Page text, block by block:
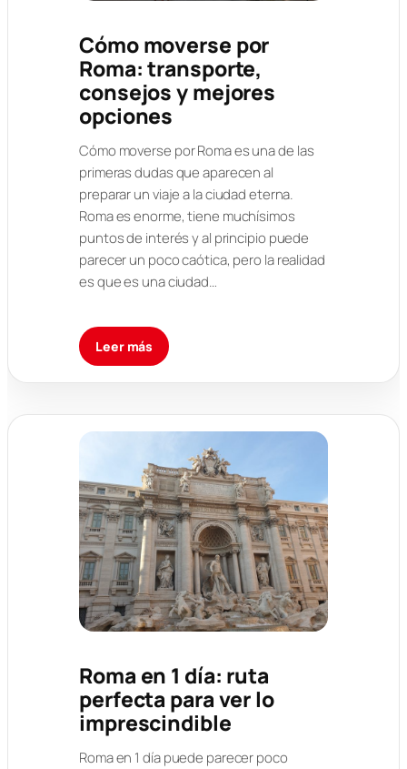
Cómo moverse por
Roma: transporte,
consejos y mejores
opciones
Cómo moverse por Roma es una de las
primeras dudas que aparecen al
preparar un viaje a la ciudad eterna.
Roma es enorme, tiene muchísimos
puntos de interés y al principio puede
parecer un poco caótica, pero la realidad
es que es una ciudad…
Leer más
Roma en 1 día: ruta
perfecta para ver lo
imprescindible
Roma en 1 día puede parecer poco